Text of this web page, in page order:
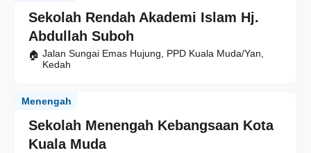
Sekolah Rendah Akademi Islam Hj.
Abdullah Suboh
Jalan Sungai Emas Hujung, PPD Kuala Muda/Yan,
Kedah
Sekolah Menengah Kebangsaan Kota
Kuala Muda
Menengah